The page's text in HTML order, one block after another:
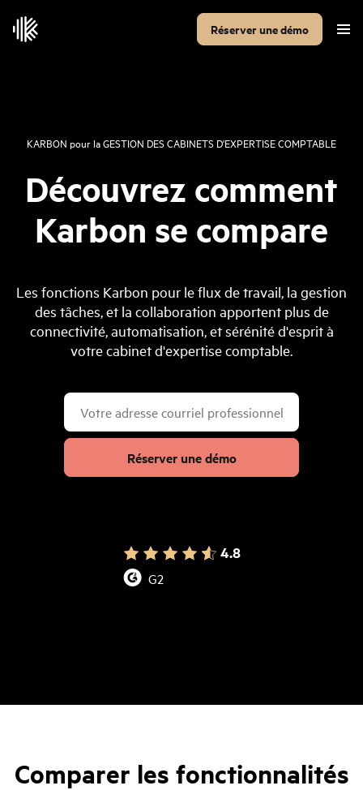
Réserver une démo
KARBON pour laGESTION DES CABINETS D'EXPERTISE COMPTABLE
Découvrez comment
Karbon se compare
Les fonctions Karbon pour le flux de travail, la gestion
des tâches, et la collaboration apportent plus de
connectivité, automatisation, et sérénité d'esprit à
votre cabinet d'expertise comptable.
Réserver une démo
4.8
G2
Comparer les fonctionnalités